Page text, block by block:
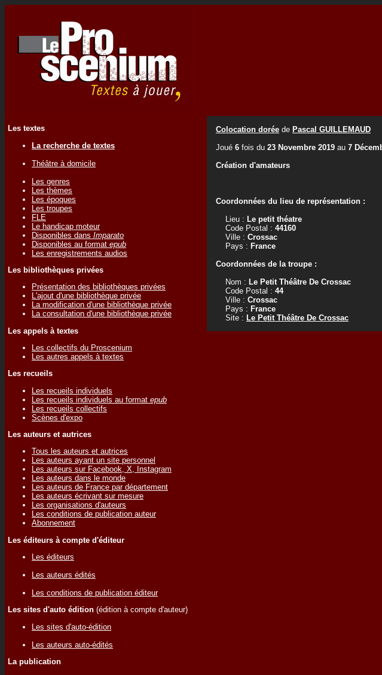
Les textes
La recherche de textes
Théâtre à domicile
Les genres
Les thèmes
Les époques
Les troupes
FLE
Le handicap moteur
Disponibles dans Imparato
Disponibles au format epub
Les enregistrements audios
Les bibliothèques privées
Présentation des bibliothèques privées
L'ajout d'une bibliothèque privée
La modification d'une bibliothèque privée
La consultation d'une bibliothèque privée
Les appels à textes
Les collectifs du Proscenium
Les autres appels à textes
Les recueils
Les recueils individuels
Les recueils individuels au format epub
Les recueils collectifs
Scènes d'expo
Les auteurs et autrices
Tous les auteurs et autrices
Les auteurs ayant un site personnel
Les auteurs sur Facebook, X, Instagram
Les auteurs dans le monde
Les auteurs de France par département
Les auteurs écrivant sur mesure
Les organisations d'auteurs
Les conditions de publication auteur
Abonnement
Les éditeurs à compte d'éditeur
Les éditeurs
Les auteurs édités
Les conditions de publication éditeur
Les sites d'auto édition (édition à compte d'auteur)
Les sites d'auto-édition
Les auteurs auto-édités
La publication
Colocation dorée de Pascal GUILLEMAUD
Joué 6 fois du 23 Novembre 2019 au 7
Création d'amateurs
Coordonnées du lieu de représentation :
Lieu : Le petit théatre
Code Postal : 44160
Ville : Crossac
Pays : France
Coordonnées de la troupe :
Nom : Le Petit Théâtre De Crossac
Code Postal : 44
Ville : Crossac
Pays : France
Site : Le Petit Théâtre De Crossac